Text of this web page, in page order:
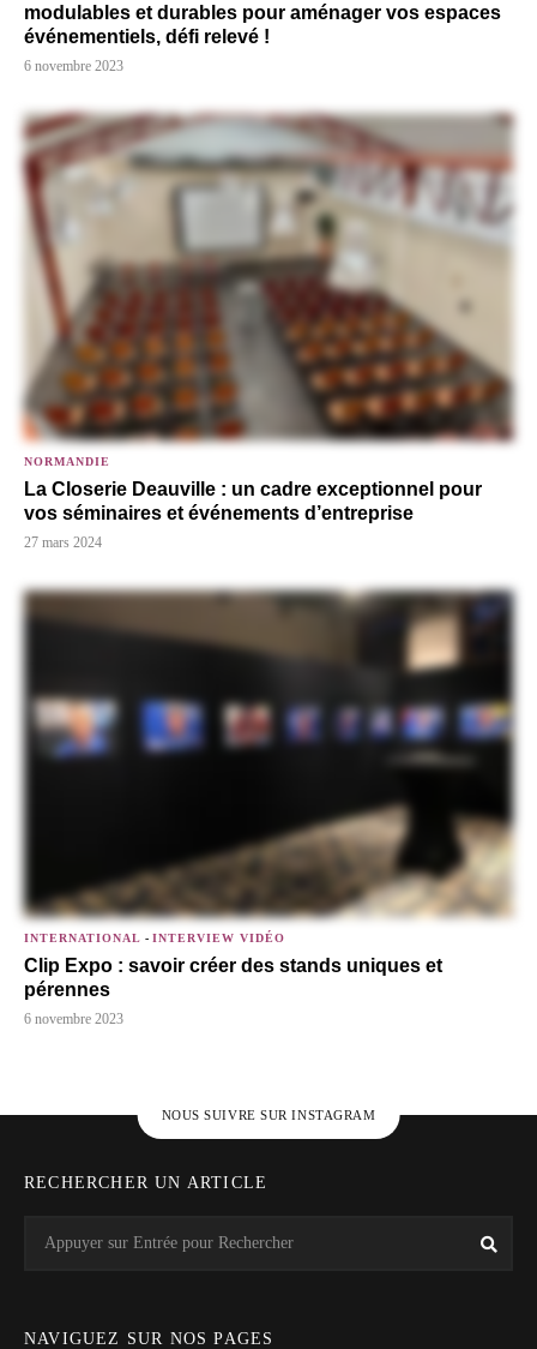
modulables et durables pour aménager vos espaces
événementiels, défi relevé !
6 novembre 2023
NORMANDIE
La Closerie Deauville : un cadre exceptionnel pour
vos séminaires et événements d’entreprise
27 mars 2024
INTERNATIONAL - INTERVIEW VIDÉO
Clip Expo : savoir créer des stands uniques et
pérennes
6 novembre 2023
NOUS SUIVRE SUR INSTAGRAM
RECHERCHER UN ARTICLE
for:
NAVIGUEZ SUR NOS PAGES